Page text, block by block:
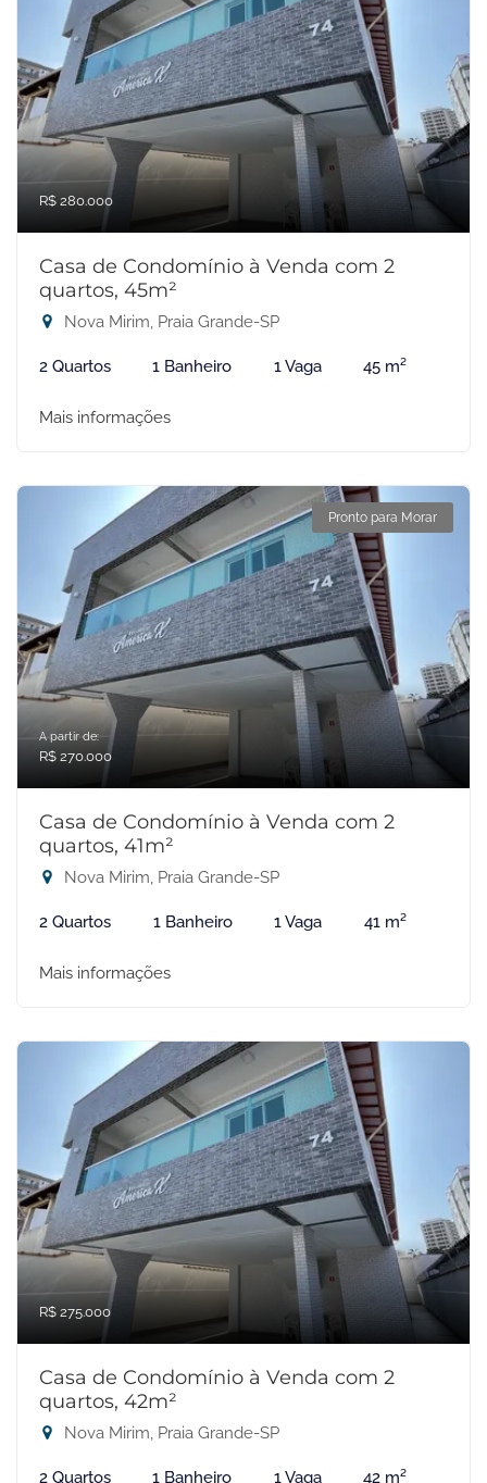
R$ 280.000
Casa de Condomínio à Venda com 2
quartos, 45m²
Nova Mirim, Praia Grande-SP
2 Quartos 1 Banheiro 1 Vaga 45 m²
Mais informações
Pronto para Morar
A partir de:
R$ 270.000
Casa de Condomínio à Venda com 2
quartos, 41m²
Nova Mirim, Praia Grande-SP
2 Quartos 1 Banheiro 1 Vaga 41 m²
Mais informações
R$ 275.000
Casa de Condomínio à Venda com 2
quartos, 42m²
Nova Mirim, Praia Grande-SP
2 Quartos 1 Banheiro 1 Vaga 42 m²